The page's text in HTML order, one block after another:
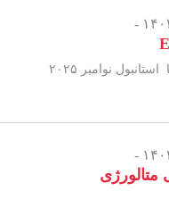
نوامبر ۲۰۲۵
متالورژی